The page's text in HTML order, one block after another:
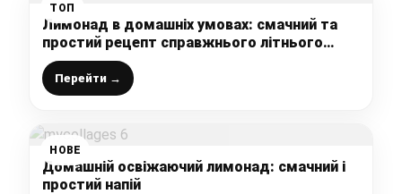
ТОП
Лимонад в домашніх умовах: смачний та
простий рецепт справжнього літнього
напою
Перейти →
НОВЕ
Домашній освіжаючий лимонад: смачний і
простий напій